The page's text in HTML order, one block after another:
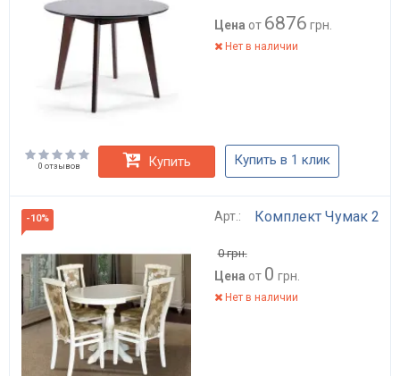
Цена от 6876 грн.
Нет в наличии
0 отзывов Купить Купить в 1 клик
-10% Арт.: Комплект Чумак 2
0грн.
Цена от 0 грн.
Нет в наличии